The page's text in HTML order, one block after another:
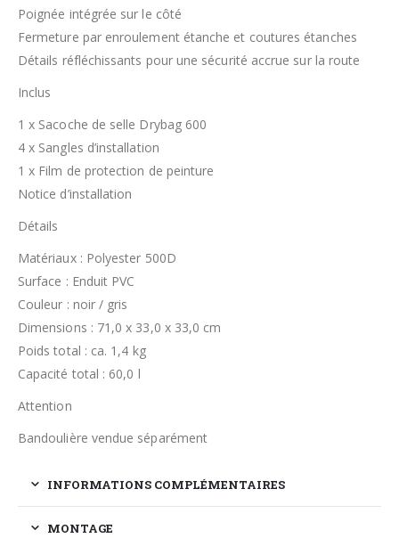
Poignée intégrée sur le côté
Fermeture par enroulement étanche et coutures étanches
Détails réfléchissants pour une sécurité accrue sur la route
Inclus
1 x Sacoche de selle Drybag 600
4 x Sangles d’installation
1 x Film de protection de peinture
Notice d’installation
Détails
Matériaux : Polyester 500D
Surface : Enduit PVC
Couleur : noir / gris
Dimensions : 71,0 x 33,0 x 33,0 cm
Poids total : ca. 1,4 kg
Capacité total : 60,0 l
Attention
Bandoulière vendue séparément
INFORMATIONS COMPLÉMENTAIRES
MONTAGE